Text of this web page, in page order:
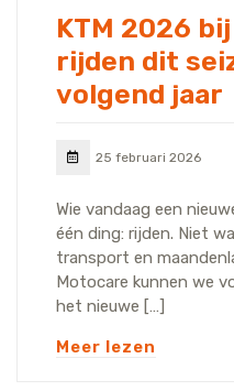
KTM 2026
rijden dit
volgend jaar
25 februari 2026
Wie vandaag een
één ding: rijden. Niet
transport en
Motocare kunnen we
het nieuwe […]
Meer lezen